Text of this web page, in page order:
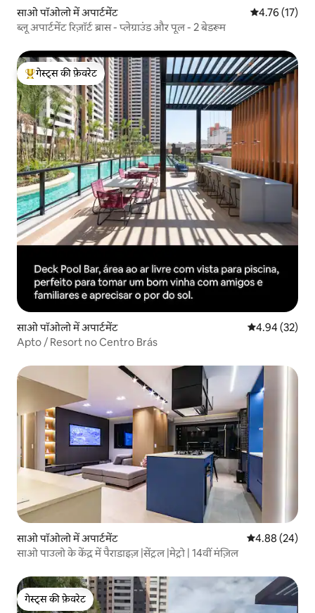
साओ पॉओलो में अपार्टमेंट औसत रेटिंग 5 में
4.76 (17)
ब्लू अपार्टमेंट रिज़ॉर्ट ब्रास - प्लेग्राउंड और पूल - 2 बेडरूम
गेस्ट्स का टॉप फ़ेवरेट
गेस्ट्स की फ़ेवरेट
साओ पॉओलो में अपार्टमेंट औसत रेटिंग 5 में
4.94 (32)
Apto / Resort no Centro Brás
साओ पॉओलो में अपार्टमेंट औसत रेटिंग 5 में
4.88 (24)
साओ पाउलो के केंद्र में पैराडाइज़ |सेंट्रल |मेट्रो | 14वीं मंज़िल
गेस्ट्स की फ़ेवरेट
गेस्ट्स की फ़ेवरेट